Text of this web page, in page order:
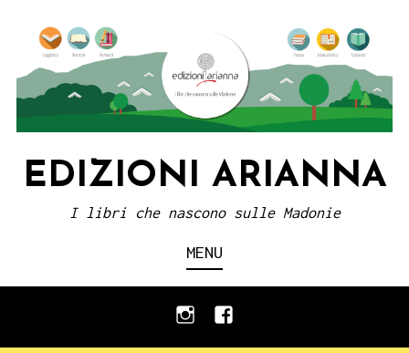
content
EDIZIONI ARIANNA
I libri che nascono sulle Madonie
MENU
instagramfacebook